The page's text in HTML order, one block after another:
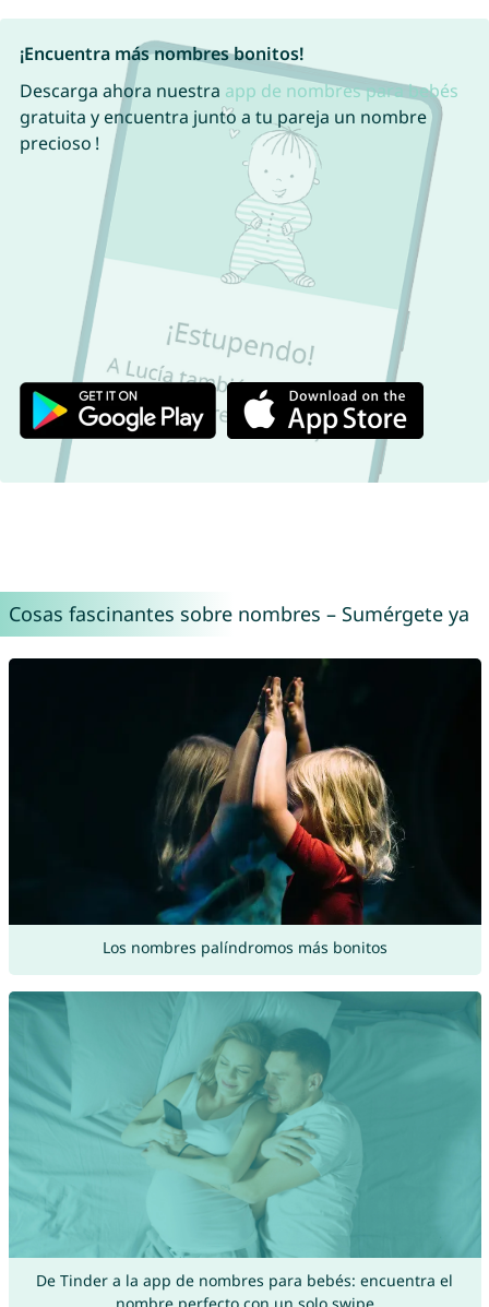
¡Encuentra más nombres bonitos!
Descarga ahora nuestra app de nombres para bebés
gratuita y encuentra junto a tu pareja un nombre
precioso !
Cosas fascinantes sobre nombres – Sumérgete ya
Los nombres palíndromos más bonitos
De Tinder a la app de nombres para bebés: encuentra el